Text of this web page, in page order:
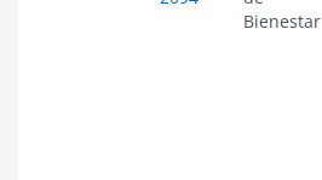
Bienestar